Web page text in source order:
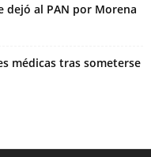
dejó al PAN por Morena
médicas tras someterse